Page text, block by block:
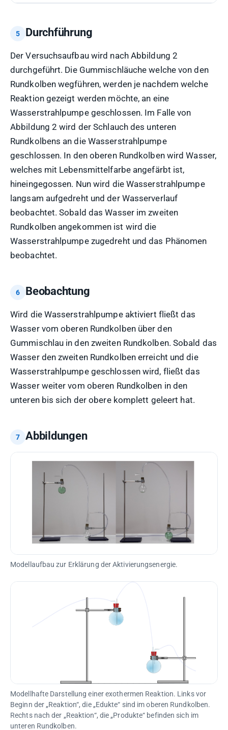
Durchführung
Der Versuchsaufbau wird nach Abbildung 2
durchgeführt. Die Gummischläuche welche von den
Rundkolben wegführen, werden je nachdem welche
Reaktion gezeigt werden möchte, an eine
Wasserstrahlpumpe geschlossen. Im Falle von
Abbildung 2 wird der Schlauch des unteren
Rundkolbens an die Wasserstrahlpumpe
geschlossen. In den oberen Rundkolben wird Wasser,
welches mit Lebensmittelfarbe angefärbt ist,
hineingegossen. Nun wird die Wasserstrahlpumpe
langsam aufgedreht und der Wasserverlauf
beobachtet. Sobald das Wasser im zweiten
Rundkolben angekommen ist wird die
Wasserstrahlpumpe zugedreht und das Phänomen
beobachtet.
Beobachtung
Wird die Wasserstrahlpumpe aktiviert fließt das
Wasser vom oberen Rundkolben über den
Gummischlau in den zweiten Rundkolben. Sobald das
Wasser den zweiten Rundkolben erreicht und die
Wasserstrahlpumpe geschlossen wird, fließt das
Wasser weiter vom oberen Rundkolben in den
unteren bis sich der obere komplett geleert hat.
Abbildungen
Modellaufbau zur Erklärung der Aktivierungsenergie.
Modellhafte Darstellung einer exothermen Reaktion. Links vor
Beginn der „Reaktion“, die „Edukte“ sind im oberen Rundkolben.
Rechts nach der „Reaktion“, die „Produkte“ befinden sich im
unteren Rundkolben.